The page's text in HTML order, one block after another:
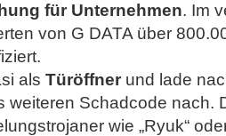
für Unternehmen. Im
von G DATA über
als Türöffner und lade
weiteren Schadcode nach.
wie „Ryuk“